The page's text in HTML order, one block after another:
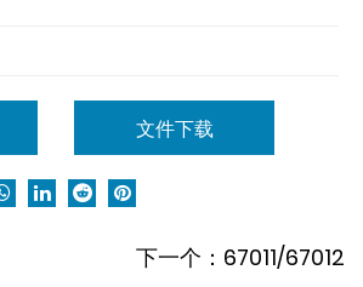
文件下载
下一个：67011/67012